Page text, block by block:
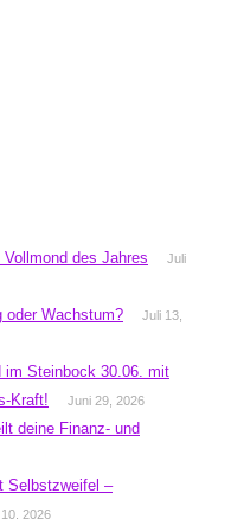
des Jahres
Juli
oder Wachstum?
Juli 13,
im Steinbock 30.06. mit
Kraft!
Juni 29, 2026
deine Finanz- und
Selbstzweifel –
2026